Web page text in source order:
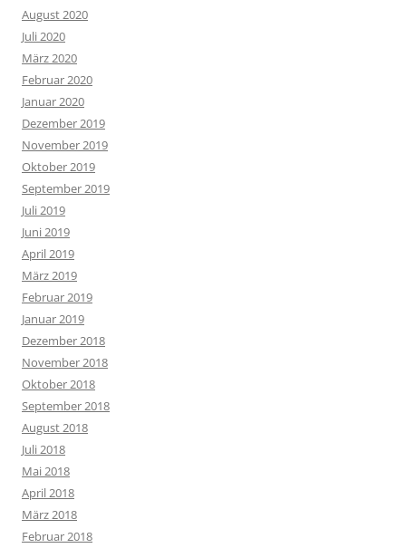
August 2020
Juli 2020
März 2020
Februar 2020
Januar 2020
Dezember 2019
November 2019
Oktober 2019
September 2019
Juli 2019
Juni 2019
April 2019
März 2019
Februar 2019
Januar 2019
Dezember 2018
November 2018
Oktober 2018
September 2018
August 2018
Juli 2018
Mai 2018
April 2018
März 2018
Februar 2018